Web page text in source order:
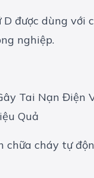
Tai Nạn Điện
Quả
chữa cháy tự